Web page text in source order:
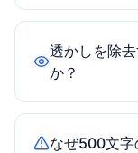
はい、
テキストに
ジョン）、
透かしを除
か？
いいえ。不
す。表示さ
なぜ500文字